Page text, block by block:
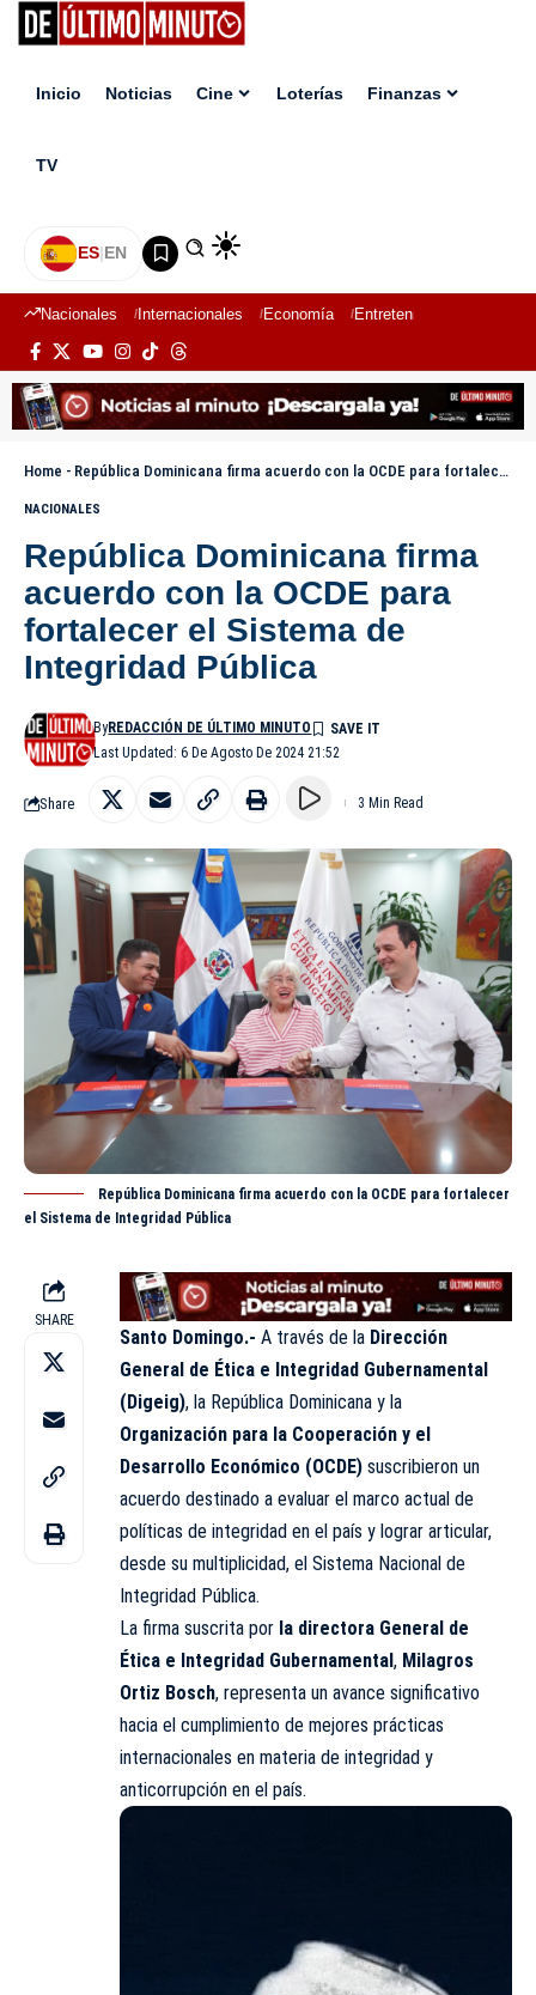
Inicio Noticias Cine Loterías Finanzas
TV
ES|EN
Nacionales Internacionales Economía Entretenimiento
Home - República Dominicana firma acuerdo con la OCDE para fortalecer el Sistema de Integridad Pública
NACIONALES
República Dominicana firma
acuerdo con la OCDE para
fortalecer el Sistema de
Integridad Pública
Last Updated: 6 De Agosto De 2024 21:52
ByREDACCIÓN DE ÚLTIMO MINUTO
Share 3 Min Read
República Dominicana firma acuerdo con la OCDE para fortalecer
el Sistema de Integridad Pública
SHARE
Santo Domingo.- A través de la Dirección
General de Ética e Integridad Gubernamental
(Digeig), la República Dominicana y la
Organización para la Cooperación y el
Desarrollo Económico (OCDE) suscribieron un
acuerdo destinado a evaluar el marco actual de
políticas de integridad en el país y lograr articular,
desde su multiplicidad, el Sistema Nacional de
Integridad Pública.
La firma suscrita por la directora General de
Ética e Integridad Gubernamental, Milagros
Ortiz Bosch, representa un avance significativo
hacia el cumplimiento de mejores prácticas
internacionales en materia de integridad y
anticorrupción en el país.